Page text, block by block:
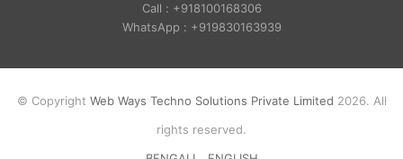
Call : +918100168306
WhatsApp : +919830163939
© Copyright Web Ways Techno Solutions Private Limited 2026. All
rights reserved.